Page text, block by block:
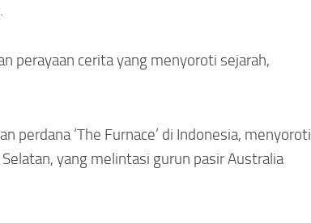
perayaan cerita yang menyoroti sejarah,
perdana ‘The Furnace’ di Indonesia, menyoroti
yang melintasi gurun pasir Australia